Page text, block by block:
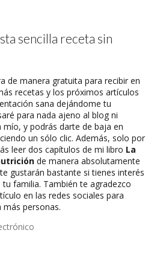
sencilla receta sin
de manera gratuita para recibir en
recetas y los próximos artículos
sana dejándome tu
para nada ajeno al blog ni
y podrás darte de baja en
un sólo clic. Además, solo por
leer dos capítulos de mi libro La
de manera absolutamente
gustarán bastante si tienes interés
familia. También te agradezco
en las redes sociales para
más personas.